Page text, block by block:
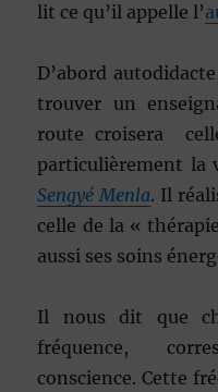
lit ce qu’il appelle l’
D’abord
trouver un
route croisera
particulièrement la
Sengyé Menla. Il
celle de la «
aussi ses soins
Il nous dit que
fréquence,
conscience. Cette